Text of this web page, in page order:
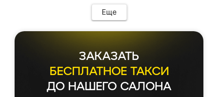
Еще
ЗАКАЗАТЬ
БЕСПЛАТНОЕ ТАКСИ
ДО НАШЕГО САЛОНА